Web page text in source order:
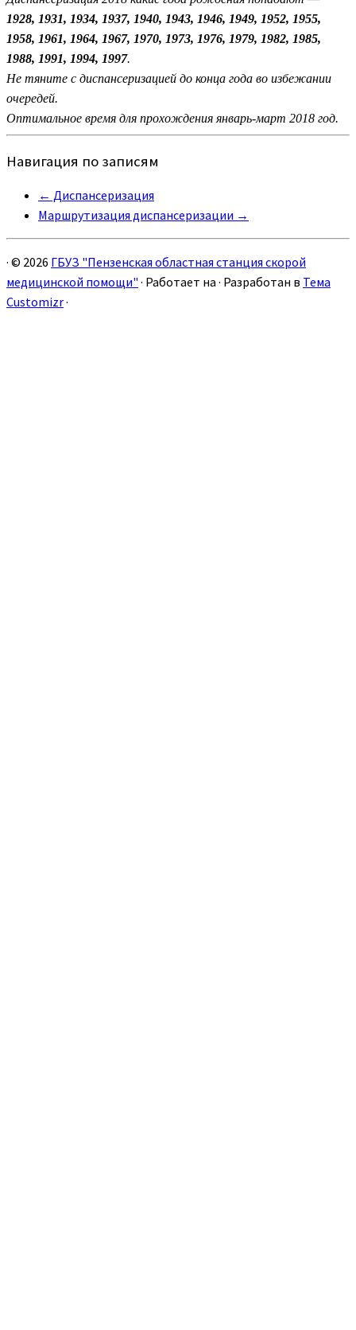
1928, 1931, 1934, 1937, 1940, 1943, 1946, 1949, 1952, 1955,
1958, 1961, 1964, 1967, 1970, 1973, 1976, 1979, 1982, 1985,
1988, 1991, 1994, 1997.
Не тяните с диспансеризацией до конца года во избежании
очередей.
Оптимальное время для прохождения январь-март 2018 год.
Навигация по записям
← Диспансеризация
Маршрутизация диспансеризации →
· © 2026 ГБУЗ "Пензенская областная станция скорой
медицинской помощи" · Работает на · Разработан в Тема
Customizr·